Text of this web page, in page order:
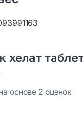
хелат
на основе 2 оценок